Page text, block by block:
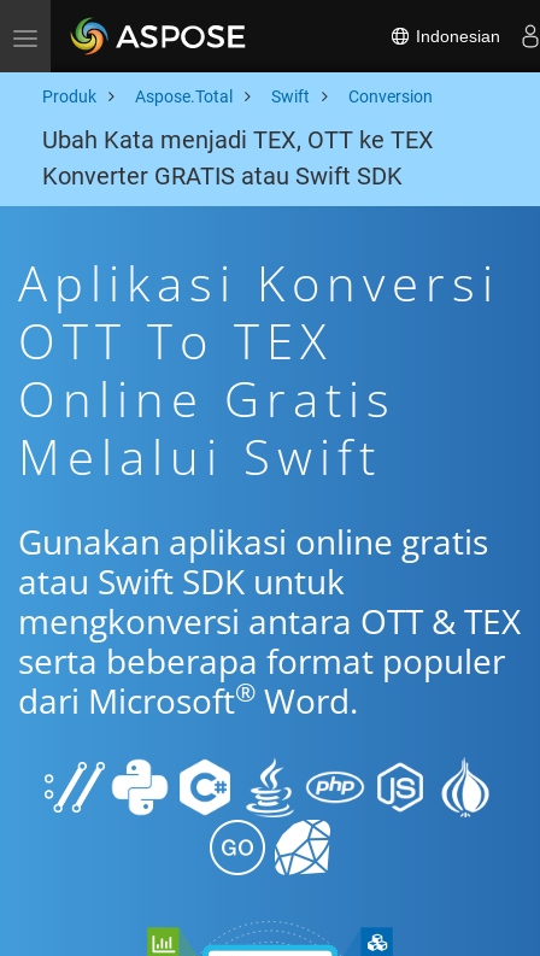
Toggle navigation Indonesian
Produk Aspose.Total Swift Conversion
Ubah Kata menjadi TEX, OTT ke TEX
Konverter GRATIS atau Swift SDK
Aplikasi Konversi
OTT To TEX
Online Gratis
Melalui Swift
Gunakan aplikasi online gratis
atau Swift SDK untuk
mengkonversi antara OTT & TEX
serta beberapa format populer
dari Microsoft® Word.